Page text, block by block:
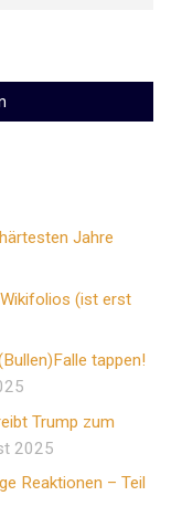
Jahre
(ist erst
tappen!
Trump zum
2025
Reaktionen – Teil